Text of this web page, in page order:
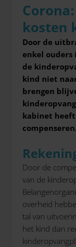
kosten
Door de
enkel
de
kind niet
brengen
kabinet
compenseren.
Door de
van de
overheid
tal van
het kind dan